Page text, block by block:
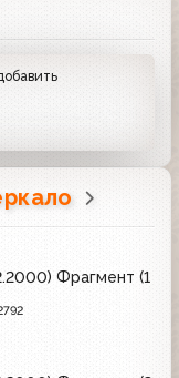
Фрагмент (1